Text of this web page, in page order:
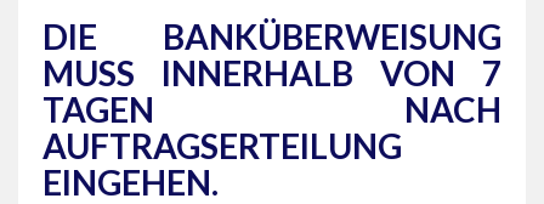
DIE BANKÜBERWEISUNG
MUSS INNERHALB VON 7
TAGEN NACH
AUFTRAGSERTEILUNG
EINGEHEN.